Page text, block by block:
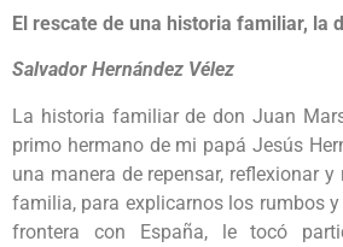
El rescate de una historia familiar, la
Salvador Hernández Vélez
La historia familiar de don Juan
primo hermano de mi papá Jesús
una manera de repensar, reflexionar
familia, para explicarnos los rumbos
frontera con España, le tocó